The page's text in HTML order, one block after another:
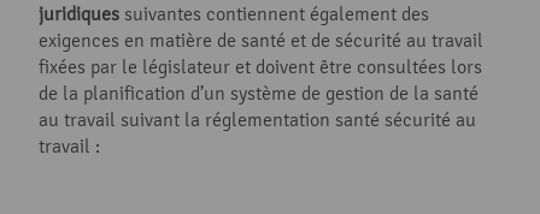
juridiques suivantes contiennent également des
exigences en matière de santé et de sécurité au travail
fixées par le législateur et doivent être consultées lors
de la planification d’un système de gestion de la santé
au travail suivant la réglementation santé sécurité au
travail :